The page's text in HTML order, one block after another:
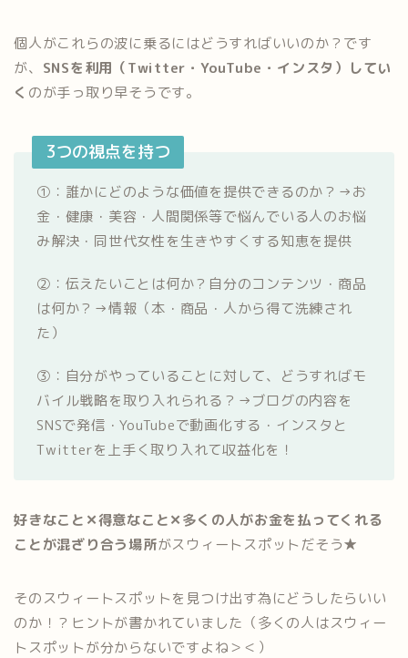
個人がこれらの波に乗るにはどうすればいいのか？です
が、 SNSを利用（Twitter・YouTube・インスタ）してい
く のが手っ取り早そうです。
3つの視点を持つ
①：誰かにどのような価値を提供できるのか？→お
金・健康・美容・人間関係等で悩んでいる人のお悩
み解決・同世代女性を生きやすくする知恵を提供
②：伝えたいことは何か？自分のコンテンツ・商品
は何か？→情報（本・商品・人から得て洗練され
た）
③：自分がやっていることに対して、どうすればモ
バイル戦略を取り入れられる？→ブログの内容を
SNSで発信・YouTubeで動画化する・インスタと
Twitterを上手く取り入れて収益化を！
好きなこと✕得意なこと✕多くの人がお金を払ってくれる
ことが混ざり合う場所がスウィートスポットだそう★
そのスウィートスポットを見つけ出す為にどうしたらいい
のか！？ヒントが書かれていました（多くの人はスウィー
トスポットが分からないですよね＞＜）